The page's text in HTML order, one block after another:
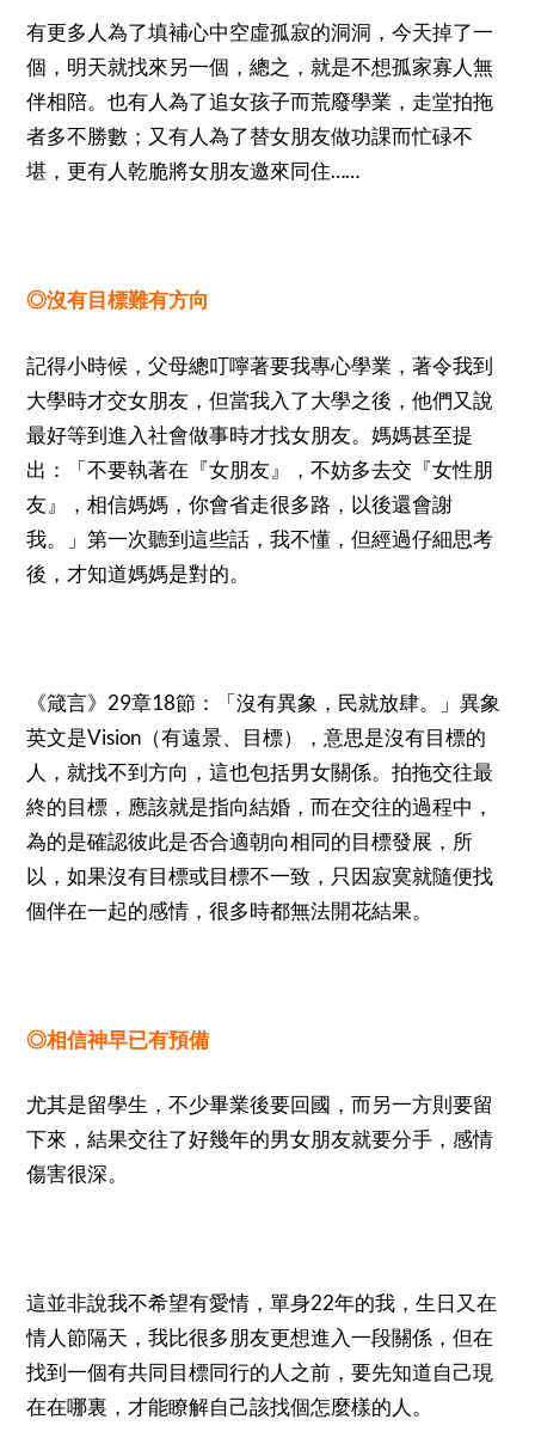
有更多人為了填補心中空虛孤寂的洞洞，今天掉了一
個，明天就找來另一個，總之，就是不想孤家寡人無
伴相陪。也有人為了追女孩子而荒廢學業，走堂拍拖
者多不勝數；又有人為了替女朋友做功課而忙碌不
堪，更有人乾脆將女朋友邀來同住……
◎沒有目標難有方向
記得小時候，父母總叮嚀著要我專心學業，著令我到
大學時才交女朋友，但當我入了大學之後，他們又說
最好等到進入社會做事時才找女朋友。媽媽甚至提
出：「不要執著在『女朋友』，不妨多去交『女性朋
友』，相信媽媽，你會省走很多路，以後還會謝
我。」第一次聽到這些話，我不懂，但經過仔細思考
後，才知道媽媽是對的。
《箴言》 29章18節：「沒有異象，民就放肆。」異象
英文是Vision （有遠景、目標），意思是沒有目標的
人，就找不到方向，這也包括男女關係。拍拖交往最
終的目標，應該就是指向結婚，而在交往的過程中，
為的是確認彼此是否合適朝向相同的目標發展，所
以，如果沒有目標或目標不一致，只因寂寞就隨便找
個伴在一起的感情，很多時都無法開花結果。
◎相信神早已有預備
尤其是留學生，不少畢業後要回國，而另一方則要留
下來，結果交往了好幾年的男女朋友就要分手，感情
傷害很深。
這並非說我不希望有愛情，單身22年的我，生日又在
情人節隔天，我比很多朋友更想進入一段關係，但在
找到一個有共同目標同行的人之前，要先知道自己現
在在哪裏，才能瞭解自己該找個怎麼樣的人。